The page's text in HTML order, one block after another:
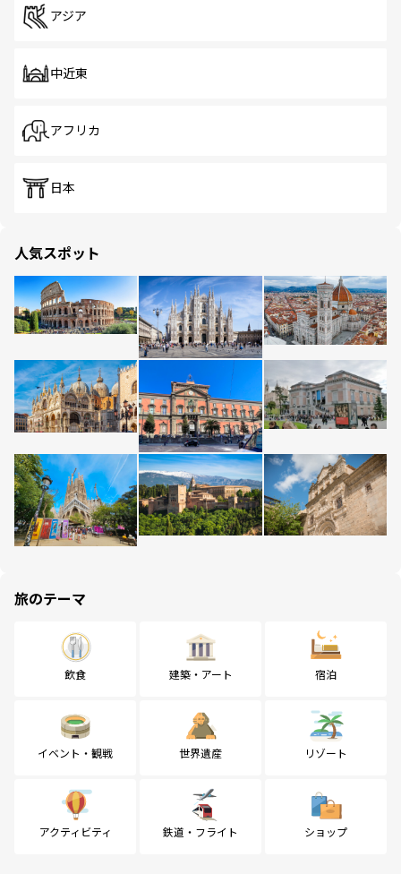
アジア
中近東
アフリカ
日本
人気スポット
旅のテーマ
飲食 建築・アート 宿泊
イベント・観戦 世界遺産 リゾート
アクティビティ 鉄道・フライト ショップ